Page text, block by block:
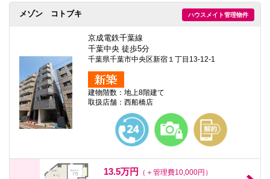
ハウスメイト管理物件
メゾン コトブキ
京成電鉄千葉線
千葉中央 徒歩5分
千葉県千葉市中央区新宿１丁目13-12-1
建物階数：地上8階建て
取扱店舗：西船橋店
13.5万円
（＋管理費10,000円）